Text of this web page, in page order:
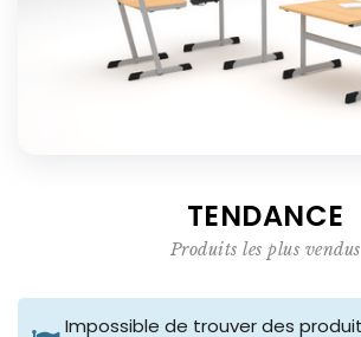
TENDANCE
Produits les plus vendus
Impossible de trouver des